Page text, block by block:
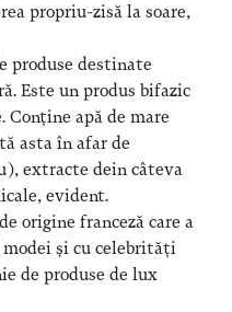
propriu-zisă la soare,
produse destinate
Este un produs bifazic
Conține apă de mare
asta în afar de
extracte dein câteva
evident.
origine franceză care a
și cu celebrități
de produse de lux